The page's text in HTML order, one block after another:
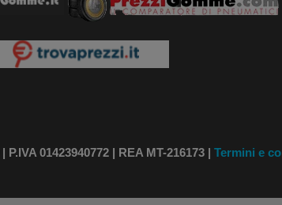
01423940772 | REA MT-216173 | Termini e